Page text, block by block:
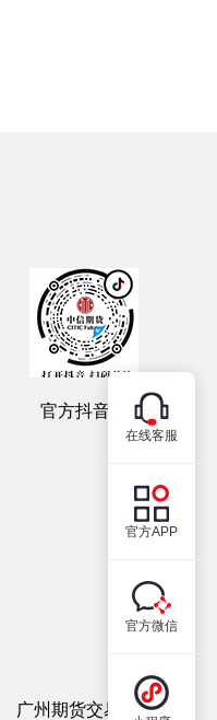
官方抖音号
广州期货交易所
在线客服
官方APP
官方微信